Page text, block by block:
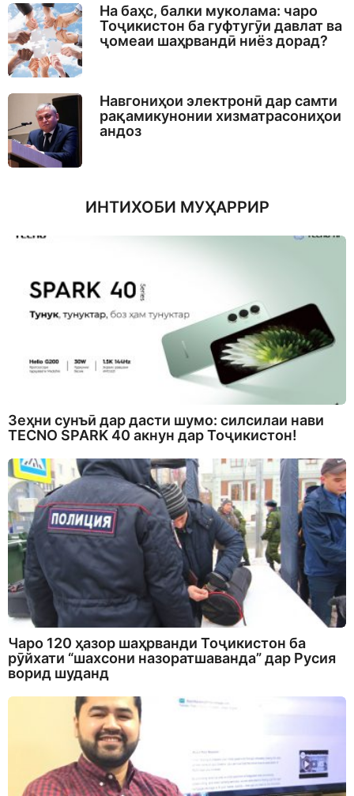
На баҳс, балки муколама: чаро
Тоҷикистон ба гуфтугӯи давлат ва
ҷомеаи шаҳрвандӣ ниёз дорад?
Навгониҳои электронӣ дар самти
рақамикунонии хизматрасониҳои
андоз
ИНТИХОБИ МУҲАРРИР
Зеҳни сунъӣ дар дасти шумо: силсилаи нави
TECNO SPARK 40 акнун дар Тоҷикистон!
Чаро 120 ҳазор шаҳрванди Тоҷикистон ба
рӯйхати “шахсони назоратшаванда” дар Русия
ворид шуданд